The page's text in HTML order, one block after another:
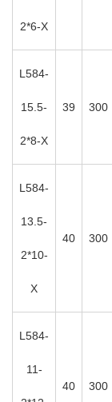
2*6-X
L584-
15.5-
2*8-X
39 300
L584-
13.5-
2*10-
X
40 300
L584-
11-
40 300